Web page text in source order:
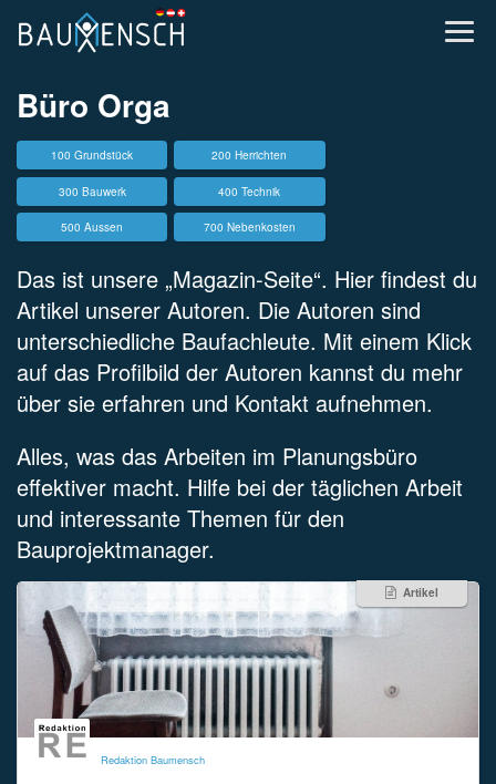
Büro Orga
100 Grundstück 200 Herrichten
300 Bauwerk 400 Technik
500 Aussen 700 Nebenkosten
Das ist unsere „Magazin-Seite“. Hier findest du
Artikel unserer Autoren. Die Autoren sind
unterschiedliche Baufachleute. Mit einem Klick
auf das Profilbild der Autoren kannst du mehr
über sie erfahren und Kontakt aufnehmen.
Alles, was das Arbeiten im Planungsbüro
effektiver macht. Hilfe bei der täglichen Arbeit
und interessante Themen für den
Bauprojektmanager.
Artikel
Redaktion Baumensch